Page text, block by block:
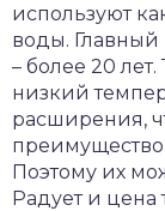
используют
воды. Главный
– более 20
низкий
расширения,
Поэтому их
Радует и цена